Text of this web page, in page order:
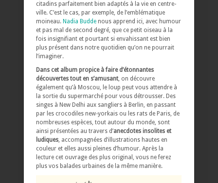
citadins parfaitement bien adaptés à la vie en centre-
ville. C’est le cas, par exemple, de l’emblématique
moineau. Nadia Budde nous apprend ici, avec humour
et pas mal de second degré, que ce petit oiseau à la
fois insignifiant et pourtant si envahissant est bien
plus présent dans notre quotidien qu’on ne pourrait
l’imaginer.
Dans cet album propice à faire d’étonnantes
découvertes tout en s’amusant, on découvre
également qu’à Moscou, le loup peut vous attendre à
la sortie du supermarché pour vous détrousser. Des
singes à New Delhi aux sangliers à Berlin, en passant
par les crocodiles new-yorkais ou les rats de Paris, de
nombreuses espèces, tout autour du monde, sont
ainsi présentées au travers d’anecdotes insolites et
ludiques, accompagnées d’illustrations hautes en
couleur et elles aussi pleines d’humour. Après la
lecture cet ouvrage des plus original, vous ne ferez
plus vos balades urbaines de la même manière.